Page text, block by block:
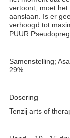
vertoont, moet
aanslaan. Is er
verhoogd tot
PUUR
Samenstelling;
29%
Dosering
Tenzij arts of